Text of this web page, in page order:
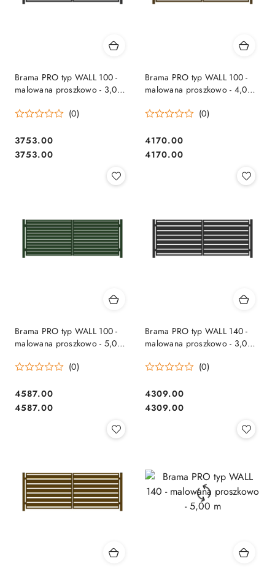
Brama PRO typ WALL 100 -
malowana proszkowo - 3,00
(0)
Cena:
3753.00
Cena:
3753.00
Brama PRO typ WALL 100 -
malowana proszkowo - 4,00
(0)
Cena:
4170.00
Cena:
4170.00
Brama PRO typ WALL 100 -
malowana proszkowo - 5,00
(0)
Cena:
4587.00
Cena:
4587.00
Brama PRO typ WALL 140 -
malowana proszkowo - 3,00
(0)
Cena:
4309.00
Cena:
4309.00